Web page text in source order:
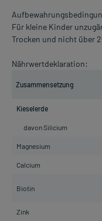
Für kleine Kinder
Trocken und nicht über
Nährwertdeklaration:
Zusammensetzung
Kieselerde
davon Silicium
Magnesium
Calcium
Biotin
Zink